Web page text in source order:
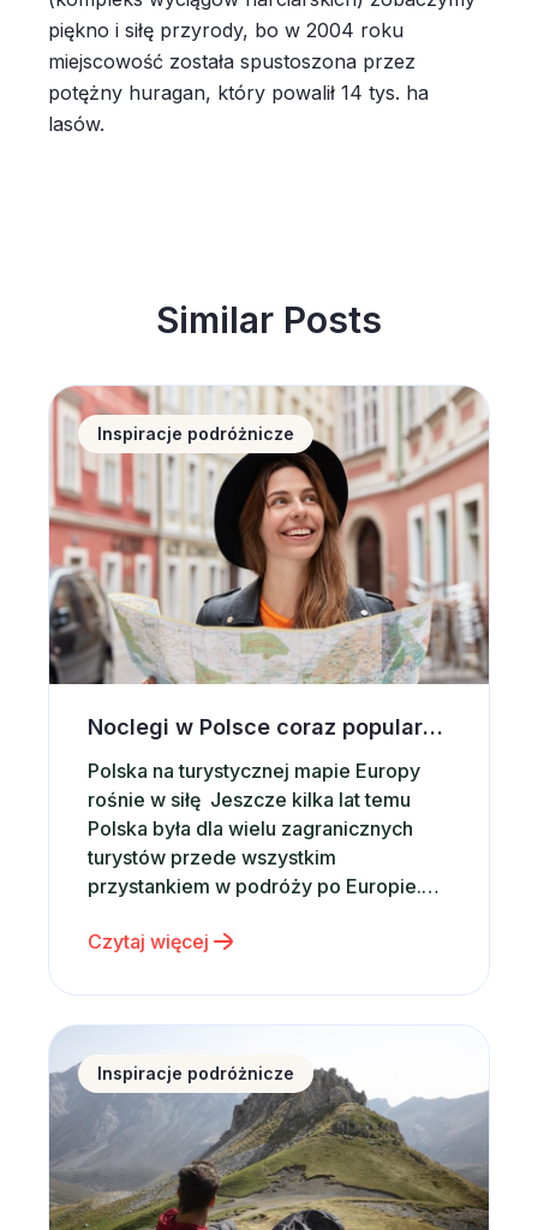
piękno i siłę przyrody, bo w 2004 roku
miejscowość została spustoszona przez
potężny huragan, który powalił 14 tys. ha
lasów.
Similar Posts
Noclegi w Polsce coraz popularniejsze wśród
Inspiracje podróżnicze
Noclegi w Polsce coraz popularniejsze wśród zagranicznych turystów. Co przyciąga ich do naszego kraju?
Polska na turystycznej mapie Europy
rośnie w siłę Jeszcze kilka lat temu
Polska była dla wielu zagranicznych
turystów przede wszystkim
przystankiem w podróży po Europie.
celem wakacyjnych wyjazdów.
2025 roku Polskę odwiedziło 21,4 mln
turystów zagranicznych, czyli o
około 9% więcej niż rok wcześniej. Co
więcej, tempo…
Czytaj więcej
Zakopane na początek wakacji – dlaczego warto
Inspiracje podróżnicze